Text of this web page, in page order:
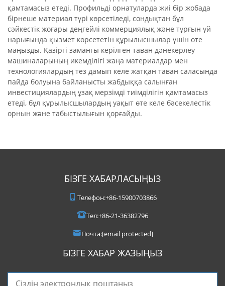
қамтамасыз етеді. Профильді орнатуларда жиі бір жобада
бірнеше материал түрі көрсетіледі, сондықтан бұл
сәйкестік жоғары деңгейлі коммерциялық және тұрғын үй
нарығында қызмет көрсететін құрылысшылар үшін өте
маңызды. Қазіргі заманғы керілген таван дәнекерлеу
машиналарының икемділігі жаңа материалдар мен
технологиялардың тез дамып келе жатқан таван саласында
пайда болуына байланысты жабдыққа салынған
инвестициялардың ұзақ мерзімді тиімділігін қамтамасыз
етеді, бұл құрылысшылардың уақыт өте келе бәсекелестік
орнын және табыстылығын қорғайды.
БІЗГЕ ХАБАРЛАСЫҢЫЗ
Телефон:+86-15900703866
Тел:+86-21-36382796
Почта:[email protected]
БІЗГЕ ХАБАР ЖАЗЫҢЫЗ